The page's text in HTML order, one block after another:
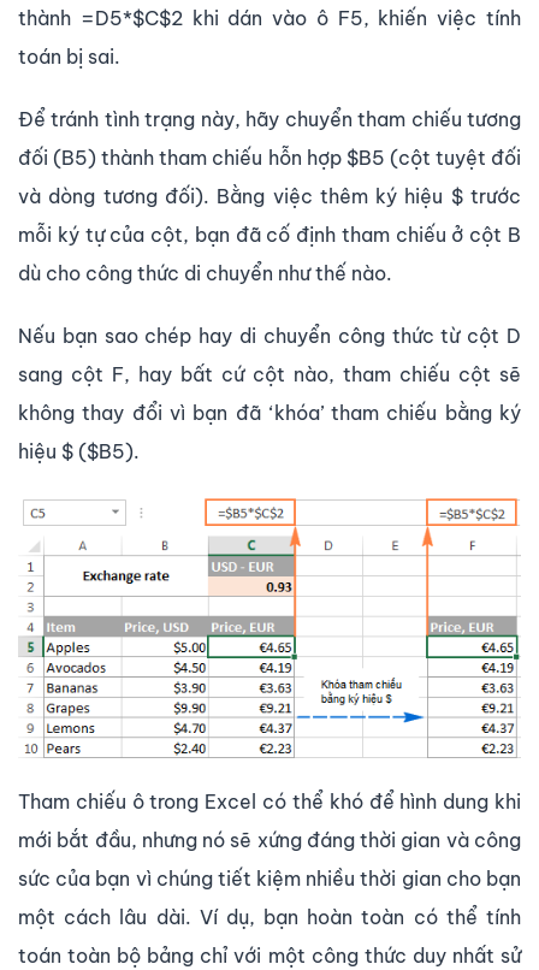
thành =D5*$C$2 khi dán vào ô F5, khiến việc tính
toán bị sai.
Để tránh tình trạng này, hãy chuyển tham chiếu tương
đối (B5) thành tham chiếu hỗn hợp $B5 (cột tuyệt đối
và dòng tương đối). Bằng việc thêm ký hiệu $ trước
mỗi ký tự của cột, bạn đã cố định tham chiếu ở cột B
dù cho công thức di chuyển như thế nào.
Nếu bạn sao chép hay di chuyển công thức từ cột D
sang cột F, hay bất cứ cột nào, tham chiếu cột sẽ
không thay đổi vì bạn đã ‘khóa’ tham chiếu bằng ký
hiệu $ ($B5).
Tham chiếu ô trong Excel có thể khó để hình dung khi
mới bắt đầu, nhưng nó sẽ xứng đáng thời gian và công
sức của bạn vì chúng tiết kiệm nhiều thời gian cho bạn
một cách lâu dài. Ví dụ, bạn hoàn toàn có thể tính
toán toàn bộ bảng chỉ với một công thức duy nhất sử